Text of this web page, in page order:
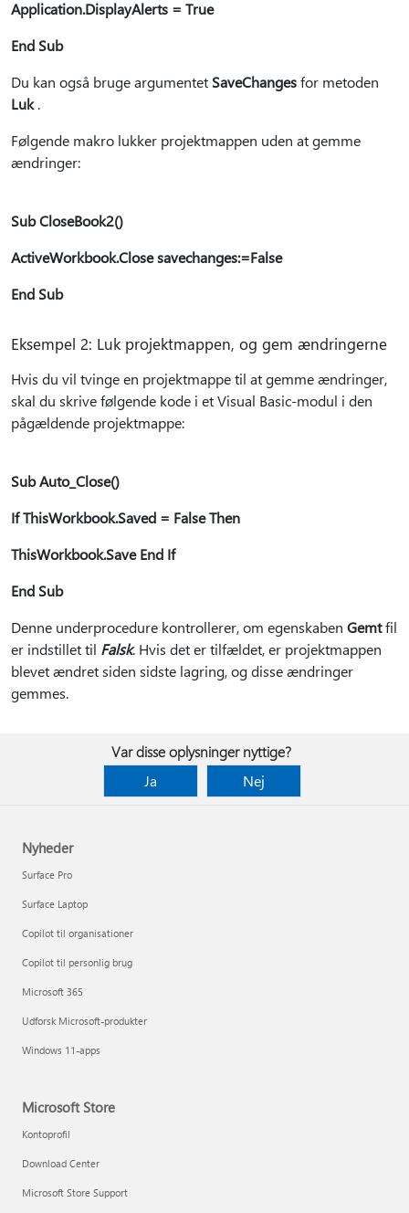
Application.DisplayAlerts = True
End Sub
Du kan også bruge argumentet SaveChangesfor metoden
Luk.
Følgende makro lukker projektmappen uden at gemme
ændringer:
Sub CloseBook2()
ActiveWorkbook.Close savechanges:=False
End Sub
Eksempel 2: Luk projektmappen, og gem ændringerne
Hvis du vil tvinge en projektmappe til at gemme ændringer,
skal du skrive følgende kode i et Visual Basic-modul i den
pågældende projektmappe:
Sub Auto_Close()
If ThisWorkbook.Saved = False Then
ThisWorkbook.Save End If
End Sub
Denne underprocedure kontrollerer, om egenskaben Gemtfil
er indstillet til Falsk. Hvis det er tilfældet, er projektmappen
blevet ændret siden sidste lagring, og disse ændringer
gemmes.
Var disse oplysninger nyttige?
Ja
Nej
Nyheder
Surface Pro
Surface Laptop
Copilot til organisationer
Copilot til personlig brug
Microsoft 365
Udforsk Microsoft-produkter
Windows 11-apps
Microsoft Store
Kontoprofil
Download Center
Microsoft Store Support